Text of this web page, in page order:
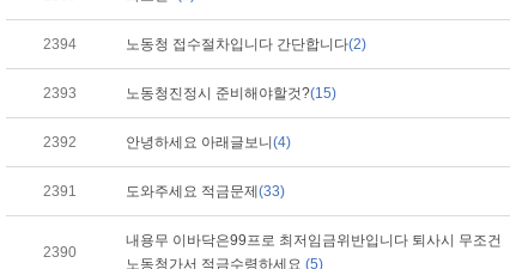
2394 노동청 접수절차입니다 간단합니다(2)
2393 노동청진정시 준비해야할것?(15)
2392 안녕하세요 아래글보니 (4)
2391 도와주세요 적금문제 (33)
2390
내용무 이바닥은99프로 최저임금위반입니다 퇴사시 무조건
노동청가서 적금수령하세요 (5)